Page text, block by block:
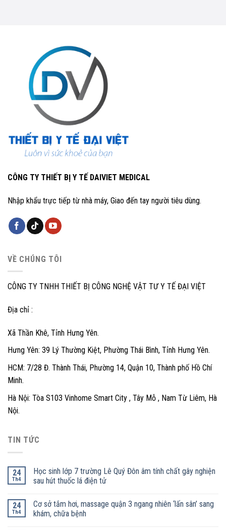
CÔNG TY THIẾT BỊ Y TẾ DAIVIET MEDICAL
Nhập khẩu trực tiếp từ nhà máy, Giao đến tay người tiêu dùng.
VỀ CHÚNG TÔI
CÔNG TY TNHH THIẾT BỊ CÔNG NGHỆ VẬT TƯ Y TẾ ĐẠI VIỆT
Địa chỉ :
Xã Thần Khê, Tỉnh Hưng Yên.
Hưng Yên: 39 Lý Thường Kiệt, Phường Thái Bình, Tỉnh Hưng Yên.
HCM: 7/28 Đ. Thành Thái, Phường 14, Quận 10, Thành phố Hồ Chí
Minh.
Hà Nội: Tòa S103 Vinhome Smart City , Tây Mỗ , Nam Từ Liêm, Hà
Nội.
TIN TỨC
24
Th4
Học sinh lớp 7 trường Lê Quý Đôn âm tính chất gây nghiện
sau hút thuốc lá điện tử
24
Th4
Cơ sở tắm hơi, massage quận 3 ngang nhiên ‘lấn sân’ sang
khám, chữa bệnh